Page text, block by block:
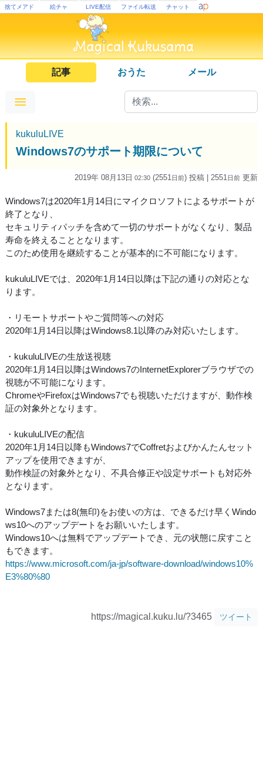
捨てメアド 絵チャ LIVE配信 ファイル転送 チャット
記事 おうた メール
kukuluLIVE
Windows7のサポート期限について
2019年 08月13日 02:30 (2551 日前) 投稿 | 2551 日前 更新
Windows7は2020年1月14日にマイクロソフトによるサポートが
終了となり、
セキュリティパッチを含めて一切のサポートがなくなり、製品
寿命を終えることとなります。
このため使用を継続することが基本的に不可能になります。
kukuluLIVEでは、2020年1月14日以降は下記の通りの対応とな
ります。
・リモートサポートやご質問等への対応
2020年1月14日以降はWindows8.1以降のみ対応いたします。
・kukuluLIVEの生放送視聴
2020年1月14日以降はWindows7のInternetExplorerブラウザでの
視聴が不可能になります。
ChromeやFirefoxはWindows7でも視聴いただけますが、動作検
証の対象外となります。
・kukuluLIVEの配信
2020年1月14日以降もWindows7でCoffretおよびかんたんセット
アップを使用できますが、
動作検証の対象外となり、不具合修正や設定サポートも対応外
となります。
Windows7または8(無印)をお使いの方は、できるだけ早くWindo
ws10へのアップデートをお願いいたします。
Windows10へは無料でアップデートでき、元の状態に戻すこと
もできます。
https://www.microsoft.com/ja-jp/software-download/windows10%
E3%80%80
https://magical.kuku.lu/?3465 ツイート